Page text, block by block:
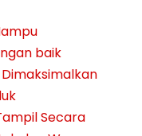
baik
Secara